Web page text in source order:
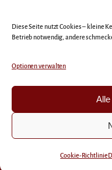
Diese Seite nutzt Cookies – kleine
Betrieb notwendig, andere
Optionen verwalten
Cookie-Richtlinie
KONTAKT
DATENSCHUTZ
IMPRESSUM
Copyright © 2004 – 2026 -